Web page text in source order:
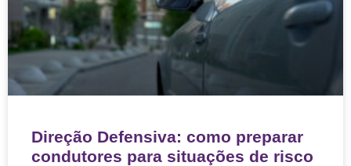
Direção Defensiva: como preparar
condutores para situações de risco